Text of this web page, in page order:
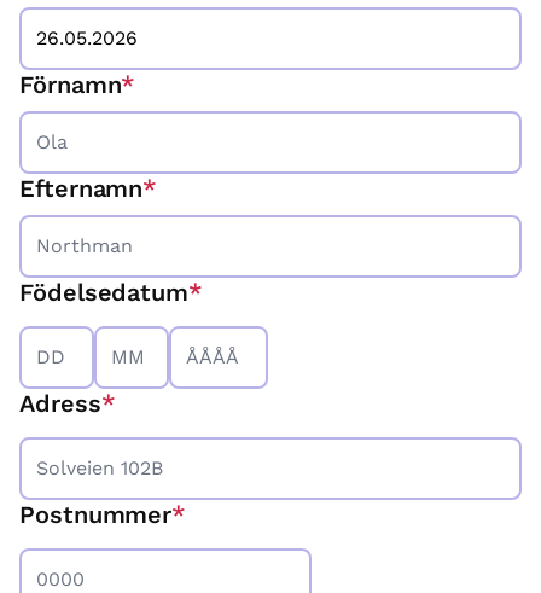
Förnamn*
Efternamn*
Födelsedatum*
Dag
MånadÅr
Adress
Postnummer